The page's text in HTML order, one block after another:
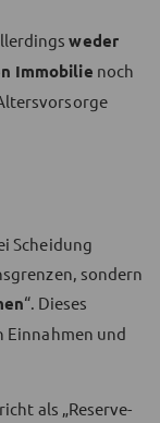
weder
Immobilie noch
Scheidung
sondern
“. Dieses
Einnahmen und
als „Reserve-